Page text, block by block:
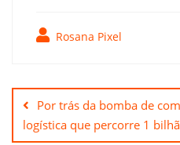
Rosana Pixel
de
PostPor trás da bomba de
logística que percorre 1